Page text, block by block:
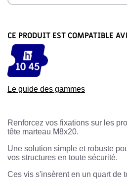
CE PRODUIT EST COMPATIBLE
Le guide des gammes
Renforcez vos fixations sur les
tête marteau M8x20.
Une solution simple et robuste
vos structures en toute sécurité.
Ces vis s'insèrent en un quart de